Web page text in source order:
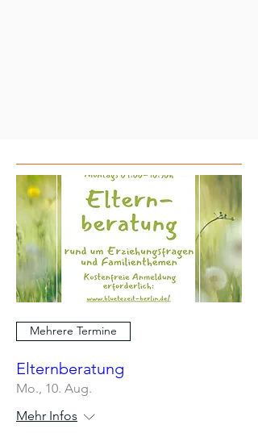
Mehrere Termine
Elternberatung
Mo., 10. Aug.
Mehr Infos